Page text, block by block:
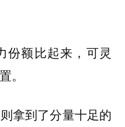
份额比起来，可灵
。
拿到了分量十足的